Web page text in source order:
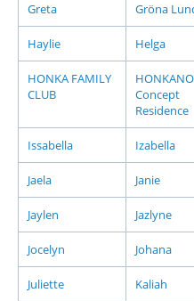
Greta Gröna
Haylie Helga
HONKA FAMILY
CLUB
Concept
Residence
Issabella Izabella
Jaela Janie
Jaylen Jazlyne
Jocelyn Johana
Juliette Kaliah